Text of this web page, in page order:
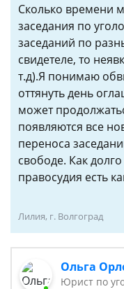
Сколько времени
заседания по
заседаний по
свидетеле, то
т.д).Я понимаю
оттянуть день
может
появляются все
переноса
свободе. Как
правосудия есть
Лилия, г. Волгоград
Ольга
Юрист по